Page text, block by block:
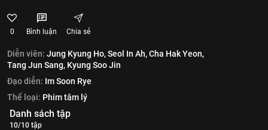
0 Bình luận Chia sẻ
Diễn viên: Jung Kyung Ho,Seol In Ah,Cha Hak Yeon,
Tang Jun Sang, Kyung Soo Jin
Đạo diễn: Im Soon Rye
Thể loại: Phim tâm lý
Danh sách tập
10/10 tập